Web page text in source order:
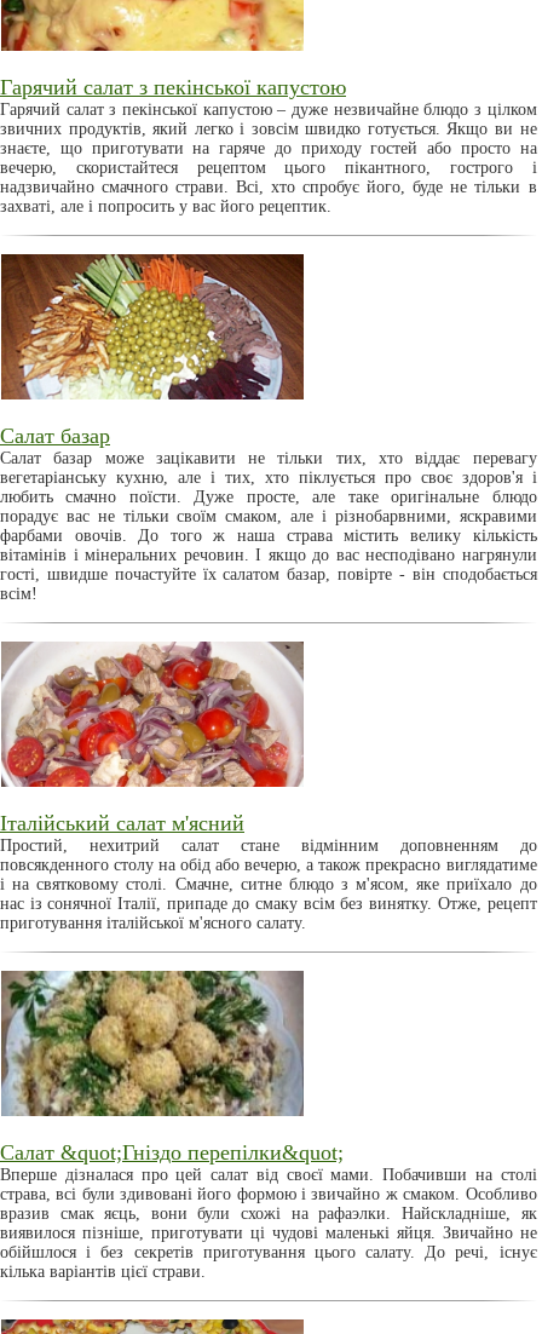
Гарячий салат з пекінської капустою
Гарячий салат з пекінської капустою – дуже незвичайне блюдо з цілком
звичних продуктів, який легко і зовсім швидко готується. Якщо ви не
знаєте, що приготувати на гаряче до приходу гостей або просто на
вечерю, скористайтеся рецептом цього пікантного, гострого і
надзвичайно смачного страви. Всі, хто спробує його, буде не тільки в
захваті, але і попросить у вас його рецептик.
Салат базар
Салат базар може зацікавити не тільки тих, хто віддає перевагу
вегетаріанську кухню, але і тих, хто піклується про своє здоров'я і
любить смачно поїсти. Дуже просте, але таке оригінальне блюдо
порадує вас не тільки своїм смаком, але і різнобарвними, яскравими
фарбами овочів. До того ж наша страва містить велику кількість
вітамінів і мінеральних речовин. І якщо до вас несподівано нагрянули
гості, швидше почастуйте їх салатом базар, повірте - він сподобається
всім!
Італійський салат м'ясний
Простий, нехитрий салат стане відмінним доповненням до
повсякденного столу на обід або вечерю, а також прекрасно виглядатиме
і на святковому столі. Смачне, ситне блюдо з м'ясом, яке приїхало до
нас із сонячної Італії, припаде до смаку всім без винятку. Отже, рецепт
приготування італійської м'ясного салату.
Салат &quot;Гніздо перепілки&quot;
Вперше дізналася про цей салат від своєї мами. Побачивши на столі
страва, всі були здивовані його формою і звичайно ж смаком. Особливо
вразив смак яєць, вони були схожі на рафаэлки. Найскладніше, як
виявилося пізніше, приготувати ці чудові маленькі яйця. Звичайно не
обійшлося і без секретів приготування цього салату. До речі, існує
кілька варіантів цієї страви.